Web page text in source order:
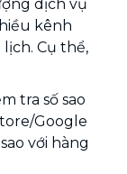
dịch vụ
kênh
Cụ thể,
tra số sao
Google
với hàng